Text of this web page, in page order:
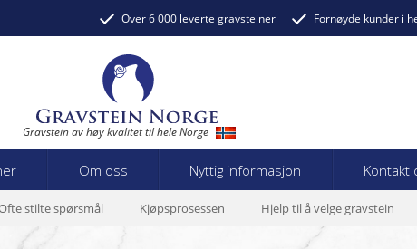
Over 6 000 leverte gravsteiner Fornøyde kunder i
Gravstein av høy kvalitet til hele Norge
Om oss Nyttig informasjon Kontakt
stilte spørsmål Kjøpsprosessen Hjelp til å velge gravstein